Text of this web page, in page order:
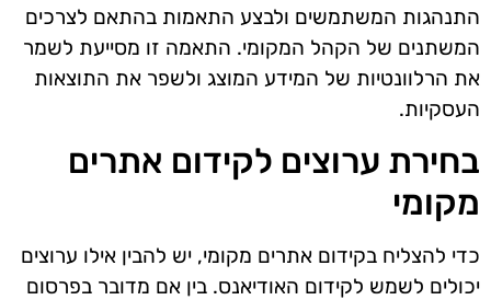
התנהגות המשתמשים ולבצע התאמות בהתאם לצרכים
המשתנים של הקהל המקומי. התאמה זו מסייעת לשמר
את הרלוונטיות של המידע המוצג ולשפר את התוצאות
העסקיות.
בחירת ערוצים לקידום אתרים
מקומי
כדי להצליח בקידום אתרים מקומי, יש להבין אילו ערוצים
יכולים לשמש לקידום האודיאנס. בין אם מדובר בפרסום